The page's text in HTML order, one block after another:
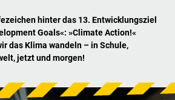
hinter das 13. Entwicklungsziel
Goals«: »Climate Action!«
das Klima wandeln – in Schule,
jetzt und morgen!